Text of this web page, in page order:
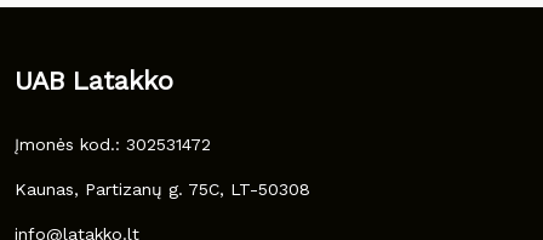
UAB Latakko
Įmonės kod.: 302531472
Kaunas, Partizanų g. 75C, LT-50308
info@latakko.lt